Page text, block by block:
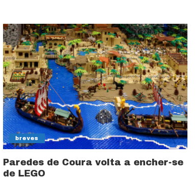
breves
Paredes de Coura volta a encher-se
de LEGO